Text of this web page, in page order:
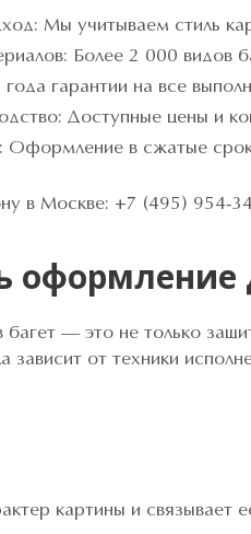
Мы учитываем стиль
Более 2 000 видов
года гарантии на все
Доступные цены и
Оформление в сжатые
в Москве: +7 (495) 954-
оформление
— это не только
зависит от техники
картины и